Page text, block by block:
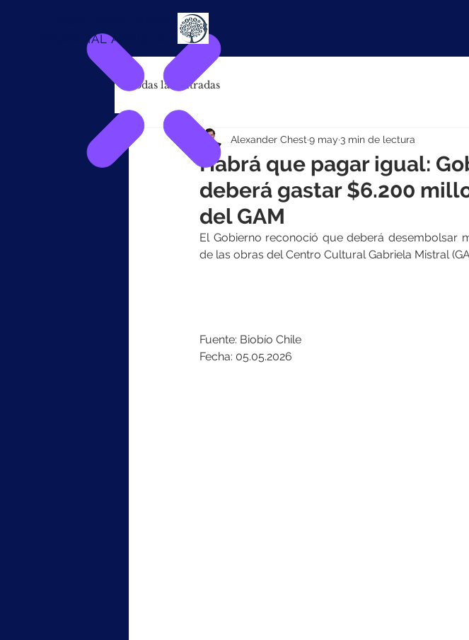
FINANCIAL ADVISOR
Todas las entradas
Habrá que pagar igual:
deberá gastar $6.200
del GAM
Alexander Chest 9 may 3 min de lectura
El Gobierno reconoció que deberá desembolsar
de las obras del Centro Cultural Gabriela Mistral
Fuente: Biobío Chile
Fecha: 05.05.2026